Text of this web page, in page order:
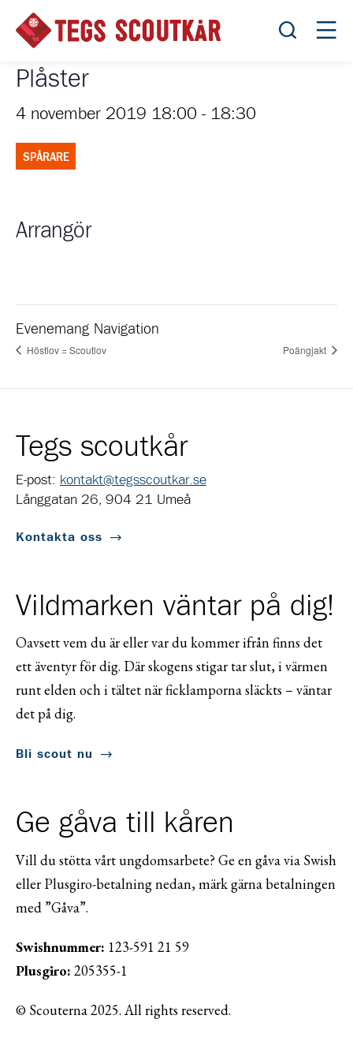
Öppna
Plåster
4 november 2019 18:00 - 18:30
SPÅRARE
Arrangör
Evenemang Navigation
Höstlov = Scoutlov Poängjakt
Tegs scoutkår
E-post: kontakt@tegsscoutkar.se
Långgatan 26, 904 21 Umeå
Kontakta oss
Vildmarken väntar på dig!
Oavsett vem du är eller var du kommer ifrån finns det
ett äventyr för dig. Där skogens stigar tar slut, i värmen
runt elden och i tältet när ficklamporna släckts – väntar
det på dig.
Bli scout nu
Ge gåva till kåren
Vill du stötta vårt ungdomsarbete? Ge en gåva via Swish
eller Plusgiro-betalning nedan, märk gärna betalningen
med ”Gåva”.
Swishnummer: 123-591 21 59
Plusgiro: 205355-1
© Scouterna 2025. All rights reserved.